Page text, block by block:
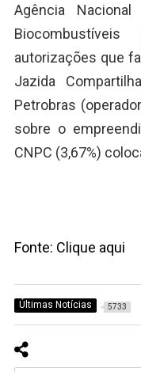
Agência
autorizações que
Jazida
Petrobras
sobre o
CNPC (3,67%)
Fonte: Clique aqui
Últimas Notícias 5733